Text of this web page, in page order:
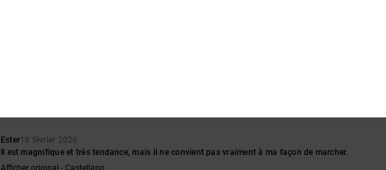
Ester18 février 2026
Il est magnifique et très tendance, mais il ne convient pas vraiment à ma façon de marcher.
Afficher original - Castellano